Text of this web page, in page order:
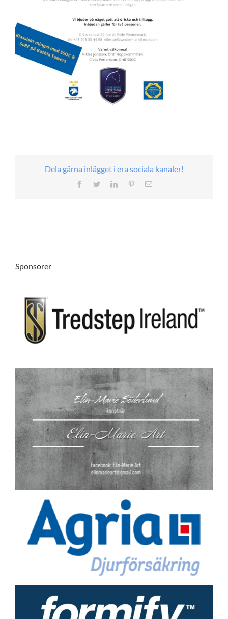
Dela gärna inlägget i era sociala kanaler!
FacebookTwitterLinkedInPinterest
Sponsorer